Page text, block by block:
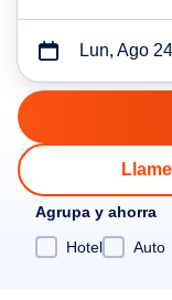
Lun, Ago 24
Agrupa y ahorra
Hotel
Auto